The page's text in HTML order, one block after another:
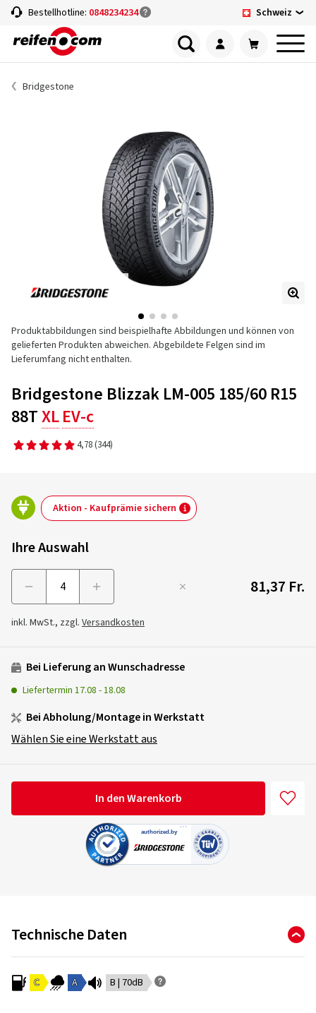
Bestellhotline: 0848234234 Schweiz
Bridgestone
Produktabbildungen sind beispielhafte Abbildungen und können von
gelieferten Produkten abweichen. Abgebildete Felgen sind im
Lieferumfang nicht enthalten.
Bridgestone Blizzak LM-005 185/60 R15
88TXLEV-c
4,78 (344)
Aktion - Kaufprämie sichern
Ihre Auswahl
81,37 Fr.
inkl. MwSt., zzgl. Versandkosten
Bei Lieferung an Wunschadresse
Liefertermin 17.08 -18.08
Bei Abholung/Montage in Werkstatt
Wählen Sie eine Werkstatt aus
In den Warenkorb
Technische Daten
C A B | 70dB